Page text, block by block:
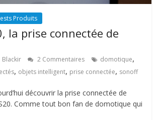
Produits
la prise connectée de
Blackir 2 Commentaires domotique,
, objets intelligent, prise connectée, sonoff
découvrir la prise connectée de
Comme tout bon fan de domotique qui